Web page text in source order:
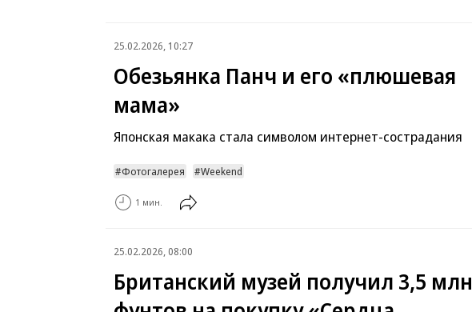
25.02.2026, 10:27
Обезьянка Панч и его «плюшевая
мама»
Японская макака стала символом интернет-сострадания
Фотогалерея Weekend
1 мин.
25.02.2026, 08:00
Британский музей получил 3,5 млн